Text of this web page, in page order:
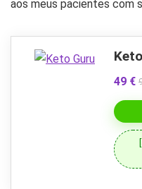
aos meus pacientes com
49 €